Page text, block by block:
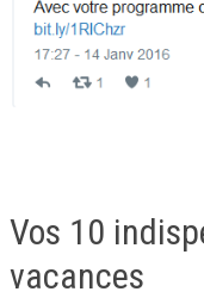
Vos 10
vacances